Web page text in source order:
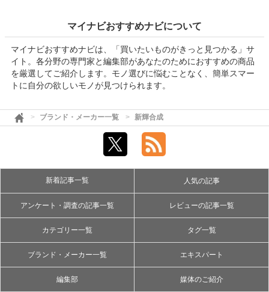
マイナビおすすめナビについて
マイナビおすすめナビは、「買いたいものがきっと見つかる」サ
イト。各分野の専門家と編集部があなたのためにおすすめの商品
を厳選してご紹介します。モノ選びに悩むことなく、簡単スマー
トに自分の欲しいモノが見つけられます。
ブランド・メーカー一覧 新輝合成
新着記事一覧 人気の記事
アンケート・調査の記事一覧 レビューの記事一覧
カテゴリー一覧 タグ一覧
ブランド・メーカー一覧 エキスパート
編集部 媒体のご紹介